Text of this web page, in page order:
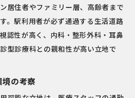
居住者やファミリー層、高齢者まで
。駅利用者が必ず通過する生活道路
認性が高く、内科・整形外科・耳鼻
型診療科との親和性が高い立地で
の考察